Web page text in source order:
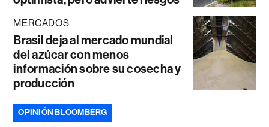
MERCADOS
Brasil deja al mercado mundial
del azúcar con menos
información sobre su cosecha y
producción
OPINIÓN BLOOMBERG